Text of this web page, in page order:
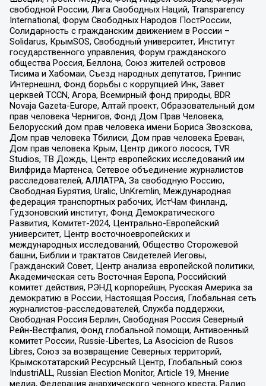
свободной России, Лига Свободных Наций, Transparеncy
International, Форум Свободных Народов ПостРоссии,
Солидарность с гражданским движением в России –
Solidarus, КрымSOS, Свободный университет, Институт
государственного управления, Форум гражданского
общества Россия, Беллона, Союз жителей островов
Тисима и Хабомаи, Съезд народных депутатов, Гринпис
Интернешнл, Фонд борьбы с коррупцией Инк, Завет
церквей TCCN, Агора, Всемирный фонд природы, BDR
Novaja Gazeta-Europe, Алтай проект, Образовательный дом
прав человека Чернигов, Фонд Дом Прав Человека,
Белорусский дом прав человека имени Бориса Звозскова,
Дом прав человека Тбилиси, Дом прав человека Ереван,
Дом прав человека Крым, Центр дикого лосося, TVR
Studios, ТВ Дождь, Центр европейских исследований им
Вилфрида Мартенса, Сетевое объединение журналистов
расследователей, АЛЛАТРА, За свободную Россию,
Свободная Бурятия, Uralic, UnKremlin, Международная
федерация транспортных рабочих, ИстЧам Финланд,
Гудзоновский институт, Фонд Демократического
Развития, Комитет-2024, Центрально-Европейский
университет, Центр восточноевропейских и
международных исследований, Общество Сторожевой
башни, Библии и трактатов Свидетелей Иеговы,
Гражданский Совет, Центр анализа европейской политики,
Академическая сеть Восточная Европа, Российский
комитет действия, РЭНД корпорейшн, Русская Америка за
демократию в России, Настоящая Россия, Глобальная сеть
журналистов-расследователей, Служба поддержки,
Свободная Россия Берлин, Свободная Россия Северный
Рейн-Вестфалия, Фонд глобальной помощи, Антивоенный
комитет России, Russie-Libertes, La Asocicion de Rusos
Libres, Союз за возвращение Северных территорий,
Крымскотатарский Ресурсный Центр, Глобальный союз
IndustriALL, Russian Election Monitor, Article 19, Мнение
медиа, Федерация анархического черного креста, Радио